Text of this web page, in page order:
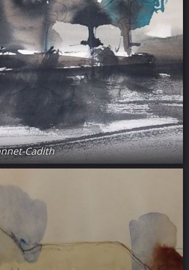
Cadith